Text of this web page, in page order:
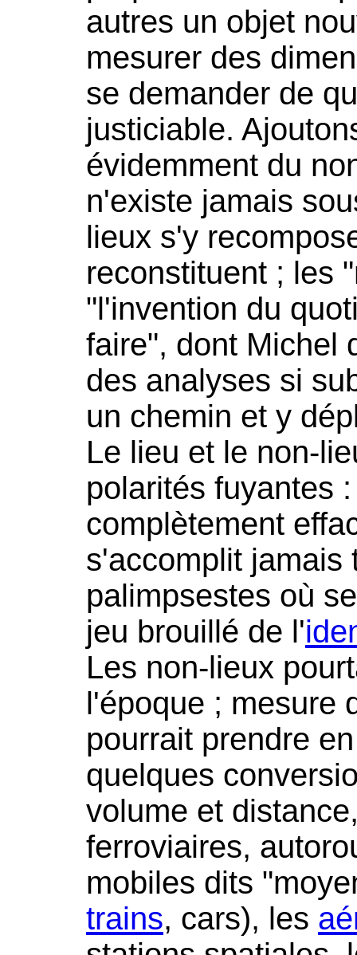
autres un objet
mesurer des
se demander de
justiciable.
évidemment du
n'existe jamais
lieux s'y
reconstituent ; les
"l'invention du
faire", dont Michel
des analyses si
un chemin et y
Le lieu et le non-
polarités fuyantes
complètement
s'accomplit
palimpsestes où
jeu brouillé de l'
Les non-lieux
l'époque ; mesure
pourrait prendre
quelques
volume et
ferroviaires,
mobiles dits
trains, cars), les